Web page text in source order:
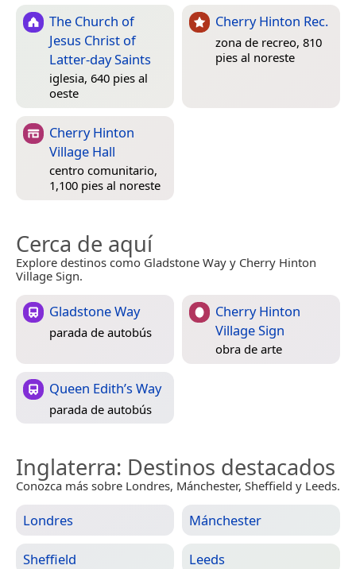
The Church of
Jesus Christ of
Latter-day Saints
iglesia, 640 pies al
oeste
Cherry Hinton Rec.
zona de recreo, 810
pies al noreste
Cherry Hinton
Village Hall
centro comunitario,
1,100 pies al noreste
Cerca de aquí
Explore destinos como Gladstone Way y Cherry Hinton
Village Sign.
Gladstone Way
parada de autobús
Cherry Hinton
Village Sign
obra de arte
Queen Edith’s Way
parada de autobús
Inglaterra: Destinos destacados
Conozca más sobre Londres, Mánchester, Sheffield y Leeds.
Londres Mánchester
Sheffield Leeds